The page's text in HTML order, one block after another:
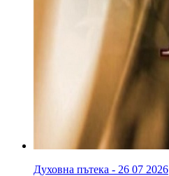
Духовна пътека - 26 07 2026